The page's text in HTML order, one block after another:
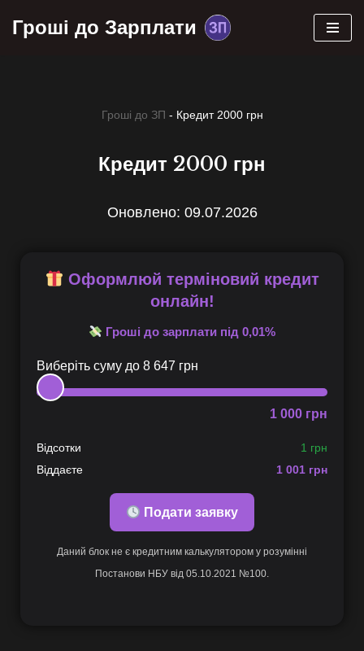
Гроші до Зарплати
Гроші до ЗП - Кредит 2000 грн
Кредит 2000 грн
Оновлено: 09.07.2026
Оформлюй терміновий кредит
онлайн!
Гроші до зарплати під 0,01%
Виберіть суму до 8 647 грн
1 000 грн
Відсотки
1 грн
Віддаєте
1 001 грн
Подати заявку
Даний блок не є кредитним калькулятором у розумінні
Постанови НБУ від 05.10.2021 №100.